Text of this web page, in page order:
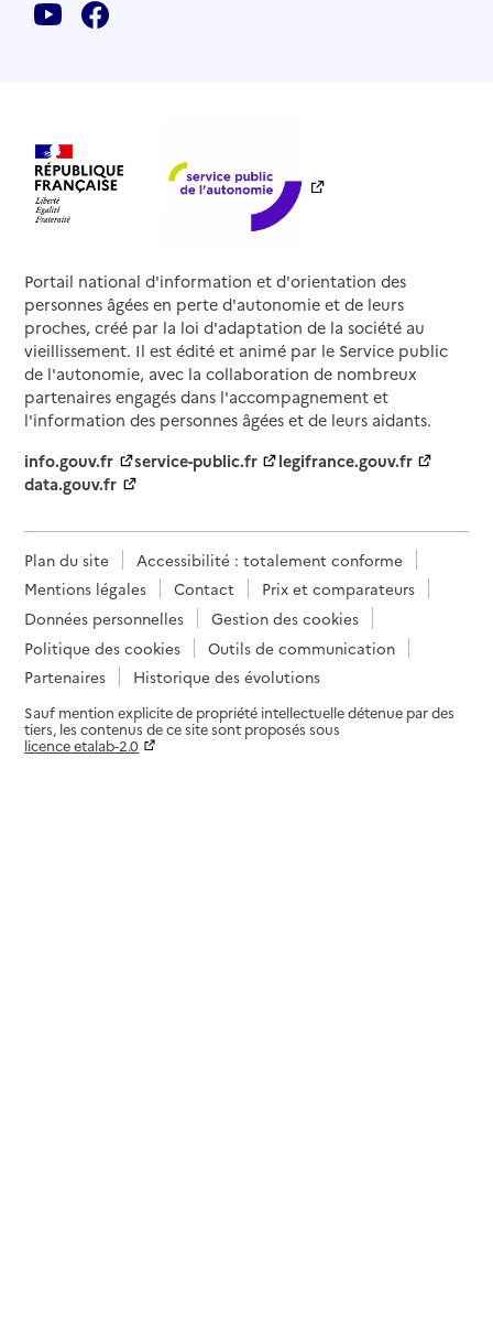
Portail national d'information et d'orientation des
personnes âgées en perte d'autonomie et de leurs
proches, créé par la loi d'adaptation de la société au
vieillissement. Il est édité et animé par le Service public
de l'autonomie, avec la collaboration de nombreux
partenaires engagés dans l'accompagnement et
l'information des personnes âgées et de leurs aidants.
info.gouv.fr
service-public.fr
legifrance.gouv.fr
data.gouv.fr
Plan du site
Accessibilité : totalement conforme
Mentions légales
Contact
Prix et comparateurs
Données personnelles
Gestion des cookies
Politique des cookies
Outils de communication
Partenaires
Historique des évolutions
Sauf mention explicite de propriété intellectuelle détenue par des
tiers, les contenus de ce site sont proposés sous
licence etalab-2.0